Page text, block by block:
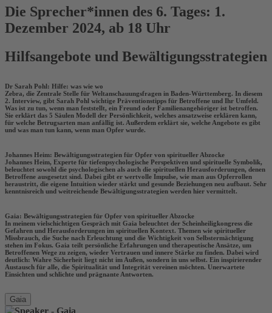
Die Sprecher*innen des 6. Tages: 1.
Dezember 2024, ab 18 Uhr
Hilfsangebote und Bewältigungsstrategien
Dr Sarah Pohl: Hilfe: was wie wo
Zebra, die Zentrale Stelle für Weltanschauungsfragen in Baden-Württemberg. In diesem
2. Interview, gibt Sarah Pohl wichtige Präventionstipps für Betroffene und Ihr Umfeld.
Was ist zu tun, wenn man feststellt, ein Freund oder Familienangehöriger ist betroffen.
Sie erklärt das 5 Säulen Modell der Persönlichkeit, welches ansatzweise erklären kann,
für welche Betrugsarten man anfällig ist. Außerdem erklärt sie, welche Angebote es gibt
und was man tun kann, wenn man Opfer wurde.
Johannes Heim: Bewältigungsstrategien für Opfer von spiritueller Abzocke
Johannes Heim, Experte für tiefenpsychologische Perspektiven und spirituelle Symbolik,
beleuchtet sowohl die psychologischen als auch die spirituellen Herausforderungen, denen
Betroffene ausgesetzt sind. Dabei gibt er wertvolle Impulse, wie man aus Opferrollen
heraustritt, die eigene Intuition wieder stärkt und gesunde Beziehungen neu aufbaut. Sehr
kenntnisreich und weitreichende Bewältigungsstrategien werden hier vermittelt.
Gaia: Bewältigungsstrategien für Opfer von spiritueller Abzocke
In meinem vielschichtigen Gespräch mit Gaia beleuchtet der Scheinheiligkongress die
Gefahren und Herausforderungen im spirituellen Kontext. Themen wie spiritueller
Missbrauch, die Suche nach Erleuchtung und die Wichtigkeit von Selbstermächtigung
stehen im Fokus. Gaia teilt persönliche Erfahrungen und therapeutische Ansätze, um
Betroffenen Wege zu zeigen, wieder Vertrauen und innere Stärke zu finden. Dabei wird
deutlich: Wahre Sicherheit liegt nicht im Außen, sondern in uns selbst. Ein inspirierender
Austausch für alle, die Spiritualität und Integrität vereinen möchten. Unerwartete
Einsichten und schlichte und prägnante Antworten.
Gaia